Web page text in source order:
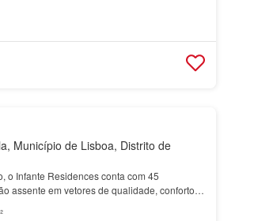
Município de Lisboa, Distrito de
o Infante Residences conta com 45
assente em vetores de qualidade, conforto
vistas panorâmicas e espa…